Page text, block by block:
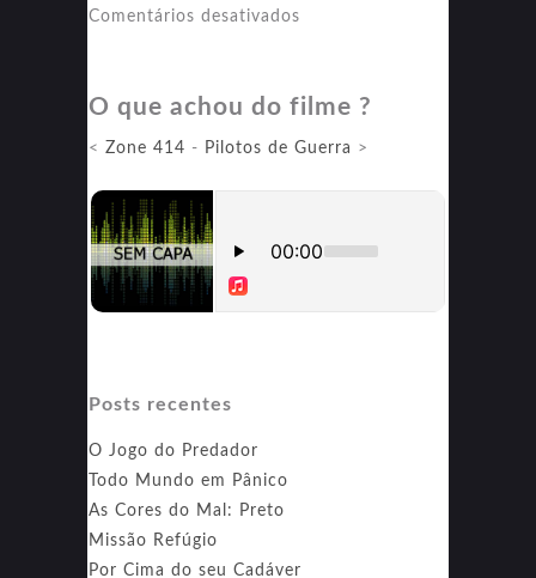
Comentários desativados
Regras
O que achou do filme ?
< Zone 414 - Pilotos de Guerra >
Posts recentes
O Jogo do Predador
Todo Mundo em Pânico
As Cores do Mal: Preto
Missão Refúgio
Por Cima do seu Cadáver